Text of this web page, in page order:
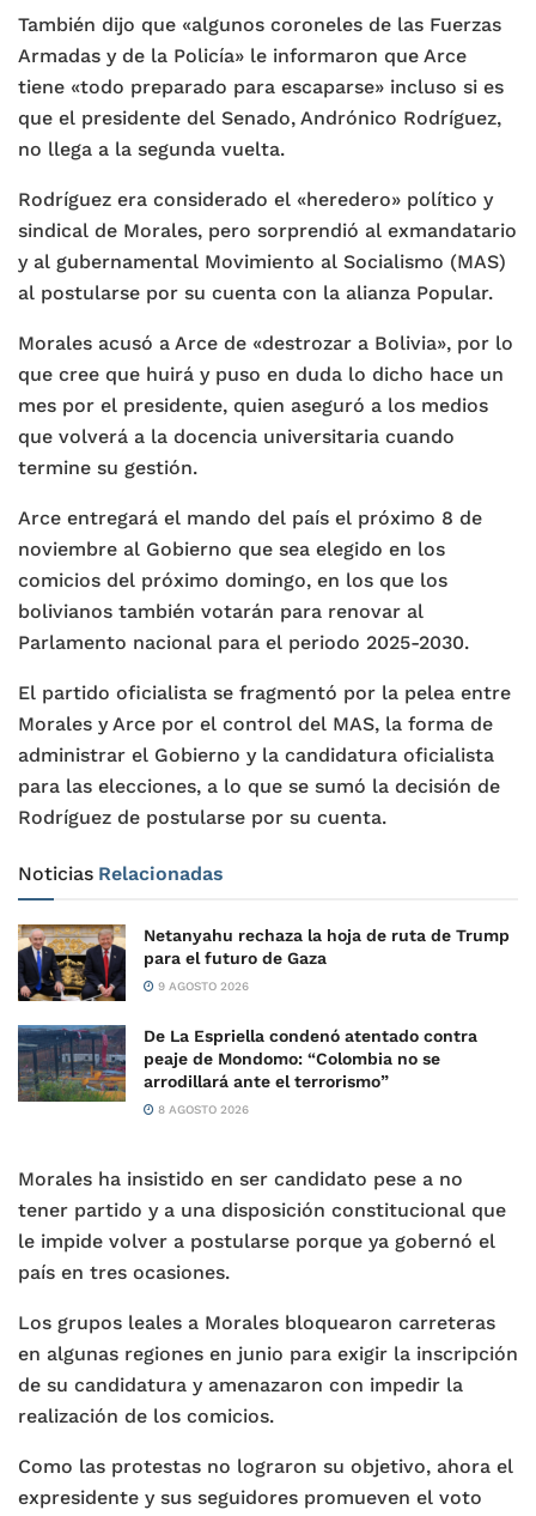
También dijo que «algunos coroneles de las Fuerzas
Armadas y de la Policía» le informaron que Arce
tiene «todo preparado para escaparse» incluso si es
que el presidente del Senado, Andrónico Rodríguez,
no llega a la segunda vuelta.
Rodríguez era considerado el «heredero» político y
sindical de Morales, pero sorprendió al exmandatario
y al gubernamental Movimiento al Socialismo (MAS)
al postularse por su cuenta con la alianza Popular.
Morales acusó a Arce de «destrozar a Bolivia», por lo
que cree que huirá y puso en duda lo dicho hace un
mes por el presidente, quien aseguró a los medios
que volverá a la docencia universitaria cuando
termine su gestión.
Arce entregará el mando del país el próximo 8 de
noviembre al Gobierno que sea elegido en los
comicios del próximo domingo, en los que los
bolivianos también votarán para renovar al
Parlamento nacional para el periodo 2025-2030.
El partido oficialista se fragmentó por la pelea entre
Morales y Arce por el control del MAS, la forma de
administrar el Gobierno y la candidatura oficialista
para las elecciones, a lo que se sumó la decisión de
Rodríguez de postularse por su cuenta.
Noticias Relacionadas
Netanyahu rechaza la hoja de ruta de Trump
para el futuro de Gaza
9 AGOSTO 2026
De La Espriella condenó atentado contra
peaje de Mondomo: “Colombia no se
arrodillará ante el terrorismo”
8 AGOSTO 2026
Morales ha insistido en ser candidato pese a no
tener partido y a una disposición constitucional que
le impide volver a postularse porque ya gobernó el
país en tres ocasiones.
Los grupos leales a Morales bloquearon carreteras
en algunas regiones en junio para exigir la inscripción
de su candidatura y amenazaron con impedir la
realización de los comicios.
Como las protestas no lograron su objetivo, ahora el
expresidente y sus seguidores promueven el voto